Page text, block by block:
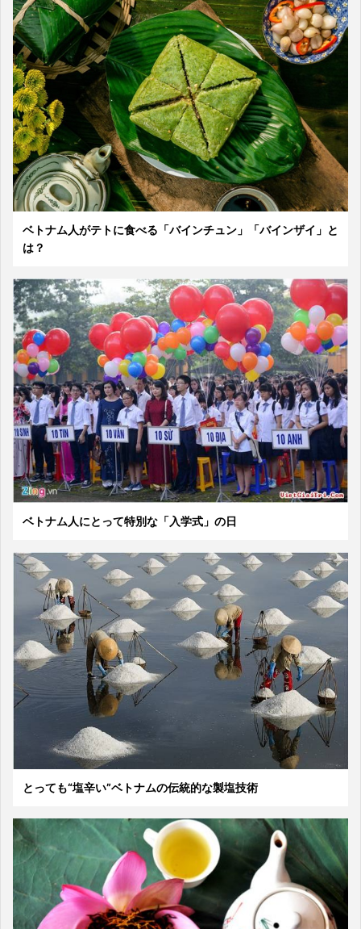
ベトナム人がテトに食べる「バインチュン」「バインザイ」と
は？
ベトナム人にとって特別な「入学式」の日
とっても“塩辛い”ベトナムの伝統的な製塩技術